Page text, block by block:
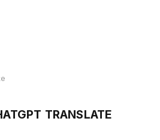
TRANSLATE